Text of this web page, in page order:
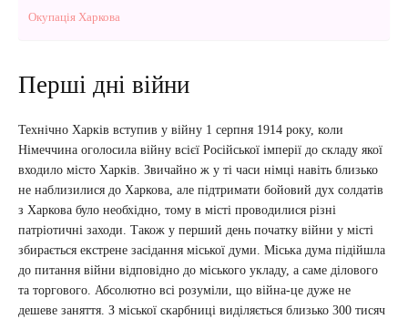
Окупація Харкова
Перші дні війни
Технічно Харків вступив у війну 1 серпня 1914 року, коли
Німеччина оголосила війну всієї Російської імперії до складу якої
входило місто Харків. Звичайно ж у ті часи німці навіть близько
не наблизилися до Харкова, але підтримати бойовий дух солдатів
з Харкова було необхідно, тому в місті проводилися різні
патріотичні заходи. Також у перший день початку війни у місті
збирається екстрене засідання міської думи. Міська дума підійшла
до питання війни відповідно до міського укладу, а саме ділового
та торгового. Абсолютно всі розуміли, що війна-це дуже не
дешеве заняття. З міської скарбниці виділяється близько 300 тисяч